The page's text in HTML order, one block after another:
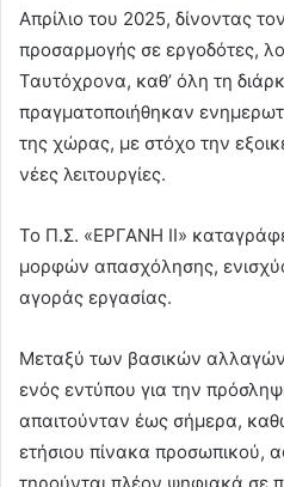
Απρίλιο του 2025, δίνοντας
προσαρμογής σε εργοδότες,
Ταυτόχρονα, καθ’ όλη τη
πραγματοποιήθηκαν
της χώρας, με στόχο την
νέες λειτουργίες.
Το Π.Σ. «ΕΡΓΑΝΗ ΙΙ»
μορφών απασχόλησης,
αγοράς εργασίας.
Μεταξύ των βασικών
ενός εντύπου για την
απαιτούνταν έως σήμερα,
ετήσιου πίνακα προσωπικού,